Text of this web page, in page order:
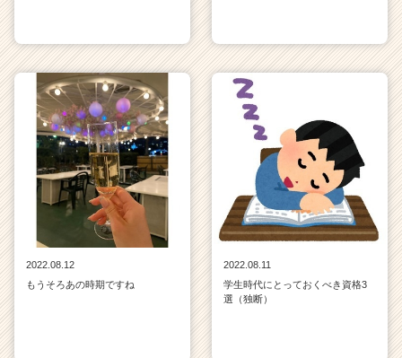
2022.08.12
もうそろあの時期ですね
2022.08.11
学生時代にとっておくべき資格3
選（独断）